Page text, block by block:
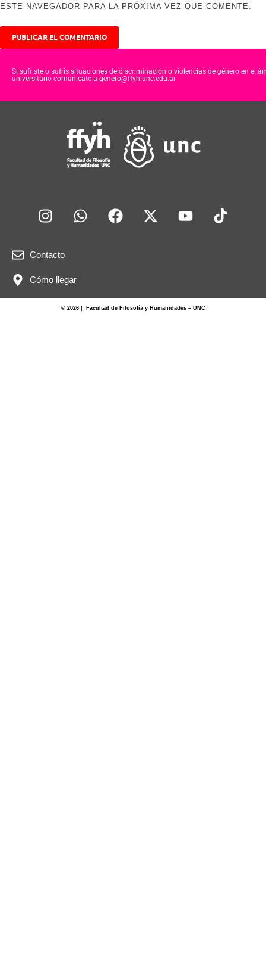
ESTE NAVEGADOR PARA LA PRÓXIMA VEZ QUE COMENTE.
Si sufriste o sufris situaciones de discriminación o violencias de género en el
universitario comunicate a genero@ffyh.unc.edu.ar
Contacto
Cómo llegar
© 2026 | Facultad de Filosofía y Humanidades – UNC